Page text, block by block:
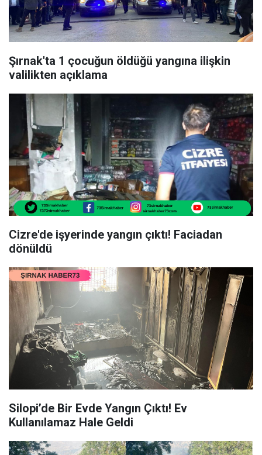
Şırnak'ta 1 çocuğun öldüğü yangına ilişkin
valilikten açıklama
Cizre'de işyerinde yangın çıktı! Faciadan
dönüldü
Silopi’de Bir Evde Yangın Çıktı! Ev
Kullanılamaz Hale Geldi